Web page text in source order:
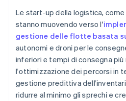
Le start-up della logistica,
stanno muovendo verso l'
gestione delle flotte basata
autonomi e droni per le
inferiori e tempi di consegna più
l'ottimizzazione dei percorsi in
gestione predittiva
ridurre al minimo gli sprechi e